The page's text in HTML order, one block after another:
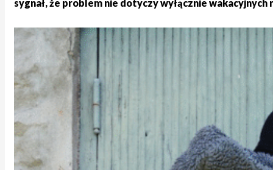
sygnał, że problem nie dotyczy wyłącznie